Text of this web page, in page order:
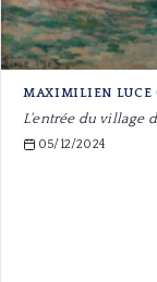
MAXIMILIEN LUCE
L'entrée du village
05/12/2024